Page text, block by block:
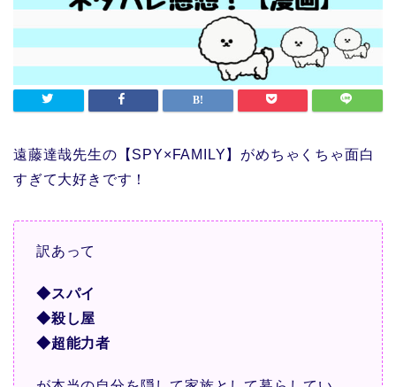
遠藤達哉先生の【SPY×FAMILY】がめちゃくちゃ面白
すぎて大好きです！
訳あって
◆スパイ
◆殺し屋
◆超能力者